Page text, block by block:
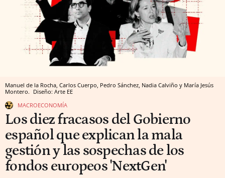
Manuel de la Rocha, Carlos Cuerpo, Pedro Sánchez, Nadia Calviño y María Jesús
Montero. Diseño: Arte EE
MACROECONOMÍA
Los diez fracasos del Gobierno
español que explican la mala
gestión y las sospechas de los
fondos europeos 'NextGen'